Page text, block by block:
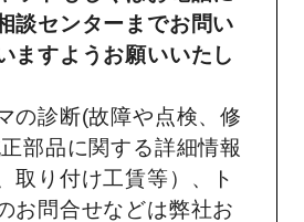
談センターまでお問い
ますようお願いいたし
の診断(故障や点検、修
部品に関する詳細情報
取り付け工賃等）、ト
お問合せなどは弊社お